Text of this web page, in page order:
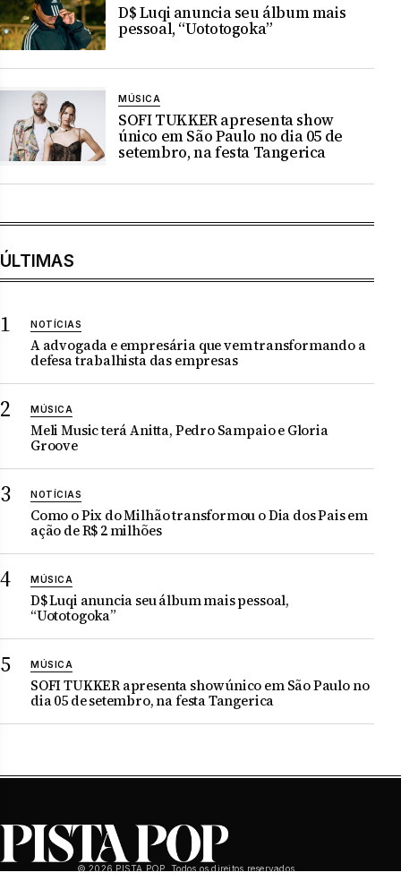
D$ Luqi anuncia seu álbum mais
pessoal, “Uototogoka”
MÚSICA
SOFI TUKKER apresenta show
único em São Paulo no dia 05 de
setembro, na festa Tangerica
ÚLTIMAS
NOTÍCIAS
A advogada e empresária que vem transformando a
defesa trabalhista das empresas
MÚSICA
Meli Music terá Anitta, Pedro Sampaio e Gloria
Groove
NOTÍCIAS
Como o Pix do Milhão transformou o Dia dos Pais em
ação de R$ 2 milhões
MÚSICA
D$ Luqi anuncia seu álbum mais pessoal,
“Uototogoka”
MÚSICA
SOFI TUKKER apresenta show único em São Paulo no
dia 05 de setembro, na festa Tangerica
© 2026 PISTA POP. Todos os direitos reservados.